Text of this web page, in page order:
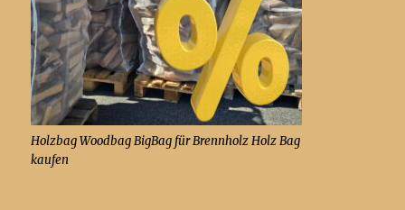
Holzbag Woodbag BigBag für Brennholz Holz Bag
kaufen